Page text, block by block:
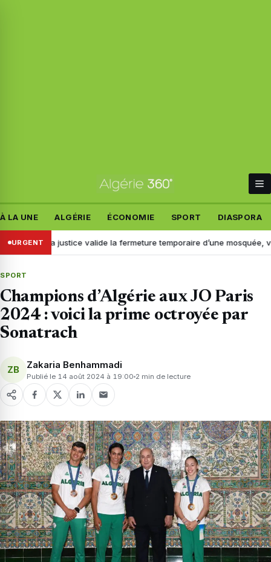
À LA UNE ALGÉRIE ÉCONOMIE SPORT DIASPORA
URGENT
: la justice valide la fermeture temporaire d’une mosquée, voici
SPORT
Champions d’Algérie aux JO Paris
2024 : voici la prime octroyée par
Sonatrach
ZB Zakaria Benhammadi
Publié le 14 août 2024 à 19:00 2 min de lecture